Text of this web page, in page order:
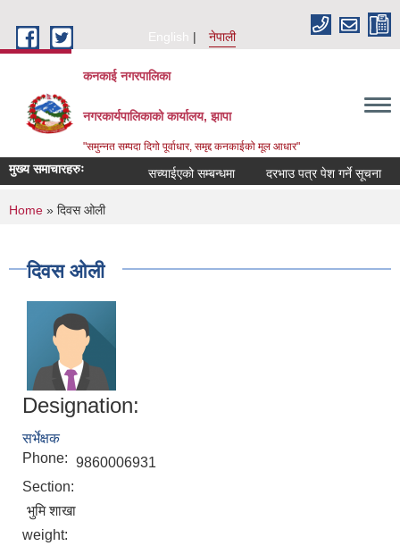
English
नेपाली
कनकाई नगरपालिका
नगरकार्यपालिकाको कार्यालय, झापा
"समुन्नत सम्पदा दिगो पूर्वाधार, समृद्द कनकाईको मूल आधार"
मुख्य समाचारहरुः सच्याईएको सम्बन्धमा दरभाउ पत्र पेश गर्ने सूचना
You are here
Home » दिवस ओली
दिवस ओली
Designation:
सर्भेक्षक
Phone: 9860006931
Section:
भुमि शाखा
weight: